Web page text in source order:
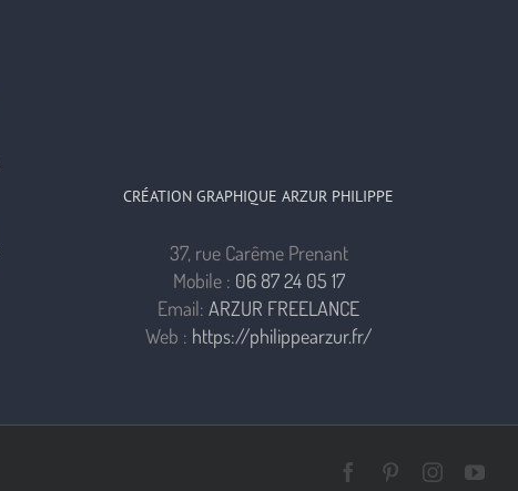
CRÉATION GRAPHIQUE ARZUR PHILIPPE
37, rue Carême Prenant
Mobile : 06 87 24 05 17
Email: ARZUR FREELANCE
Web : https://philippearzur.fr/
FacebookPinterest